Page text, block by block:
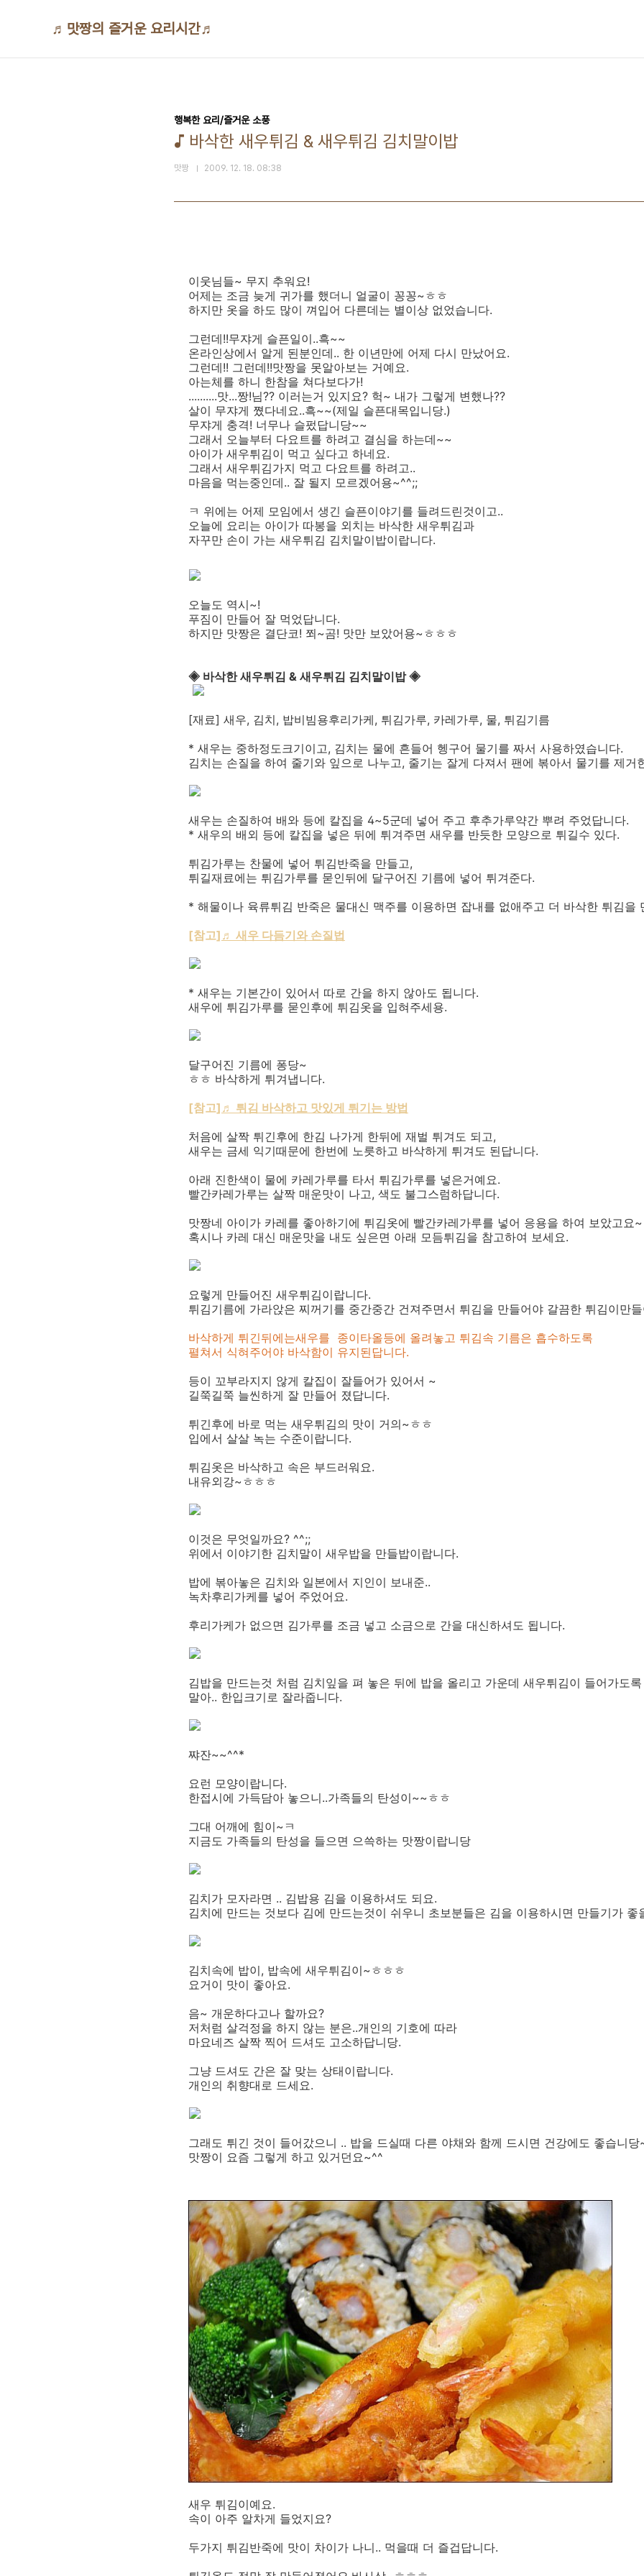
♬맛짱의 즐거운 요리시간♬
행복한 요리/즐거운 소풍
♪ 바삭한 새우튀김 & 새우튀김 김치말이밥
맛짱 2009. 12. 18. 08:38
이웃님들~ 무지 추워요!
어제는 조금 늦게 귀가를 했더니 얼굴이 꽁꽁~ㅎㅎ
하지만 옷을 하도 많이 껴입어 다른데는 별이상 없었습니다.
그런데!!무쟈게 슬픈일이..흑~~
온라인상에서 알게 된분인데.. 한 이년만에 어제 다시 만났어요.
그런데!! 그런데!!맛짱을 못알아보는 거예요.
아는체를 하니 한참을 쳐다보다가!
..........맛...짱!님?? 이러는거 있지요? 헉~ 내가 그렇게 변했나??
살이 무쟈게 쪘다네요..흑~~(제일 슬픈대목입니당.)
무쟈게 충격! 너무나 슬펐답니당~~
그래서 오늘부터 다요트를 하려고 결심을 하는데~~
아이가 새우튀김이 먹고 싶다고 하네요.
그래서 새우튀김가지 먹고 다요트를 하려고..
마음을 먹는중인데.. 잘 될지 모르겠어용~^^;;
ㅋ 위에는 어제 모임에서 생긴 슬픈이야기를 들려드린것이고..
오늘에 요리는 아이가 따봉을 외치는 바삭한 새우튀김과
자꾸만 손이 가는 새우튀김 김치말이밥이랍니다.
오늘도 역시~!
푸짐이 만들어 잘 먹었답니다.
하지만 맛짱은 결단코! 쬐~곰! 맛만 보았어용~ㅎㅎㅎ
◈ 바삭한 새우튀김 & 새우튀김 김치말이밥 ◈
[재료] 새우, 김치, 밥비빔용후리가케, 튀김가루, 카레가루, 물, 튀김기름
* 새우는 중하정도크기이고, 김치는 물에 흔들어 헹구어 물기를 짜서 사용하였습니다.
김치는 손질을 하여 줄기와 잎으로 나누고, 줄기는 잘게 다져서 팬에 볶아서 물기를 제거
새우는 손질하여 배와 등에 칼집을 4~5군데 넣어 주고 후추가루약간 뿌려 주었답니다.
* 새우의 배외 등에 칼집을 넣은 뒤에 튀겨주면 새우를 반듯한 모양으로 튀길수 있다.
튀김가루는 찬물에 넣어 튀김반죽을 만들고,
튀길재료에는 튀김가루를 묻인뒤에 달구어진 기름에 넣어 튀겨준다.
* 해물이나 육류튀김 반죽은 물대신 맥주를 이용하면 잡내를 없애주고 더 바삭한 튀김을
[참고] ♬ 새우 다듬기와 손질법
* 새우는 기본간이 있어서 따로 간을 하지 않아도 됩니다.
새우에 튀김가루를 묻인후에 튀김옷을 입혀주세용.
달구어진 기름에 퐁당~
ㅎㅎ 바삭하게 튀겨냅니다.
[참고] ♬ 튀김 바삭하고 맛있게 튀기는 방법
처음에 살짝 튀긴후에 한김 나가게 한뒤에 재벌 튀겨도 되고,
새우는 금세 익기때문에 한번에 노릇하고 바삭하게 튀겨도 된답니다.
아래 진한색이 물에 카레가루를 타서 튀김가루를 넣은거예요.
빨간카레가루는 살짝 매운맛이 나고, 색도 불그스럼하답니다.
맛짱네 아이가 카레를 좋아하기에 튀김옷에 빨간카레가루를 넣어 응용을 하여 보았고요~
혹시나 카레 대신 매운맛을 내도 싶은면 아래 모듬튀김을 참고하여 보세요.
요렇게 만들어진 새우튀김이랍니다.
튀김기름에 가라앉은 찌꺼기를 중간중간 건져주면서 튀김을 만들어야 갈끔한 튀김이만
바삭하게 튀긴뒤에는새우를 종이타올등에 올려놓고 튀김속 기름은 흡수하도록
펼쳐서 식혀주어야 바삭함이 유지된답니다.
등이 꼬부라지지 않게 칼집이 잘들어가 있어서 ~
길쭉길쭉 늘씬하게 잘 만들어 졌답니다.
튀긴후에 바로 먹는 새우튀김의 맛이 거의~ㅎㅎ
입에서 살살 녹는 수준이랍니다.
튀김옷은 바삭하고 속은 부드러워요.
내유외강~ㅎㅎㅎ
이것은 무엇일까요? ^^;;
위에서 이야기한 김치말이 새우밥을 만들밥이랍니다.
밥에 볶아놓은 김치와 일본에서 지인이 보내준..
녹차후리가케를 넣어 주었어요.
후리가케가 없으면 김가루를 조금 넣고 소금으로 간을 대신하셔도 됩니다.
김밥을 만드는것 처럼 김치잎을 펴 놓은 뒤에 밥을 올리고 가운데 새우튀김이 들어가도
말아.. 한입크기로 잘라줍니다.
쨔잔~~^^*
요런 모양이랍니다.
한접시에 가득담아 놓으니..가족들의 탄성이~~ㅎㅎ
그대 어깨에 힘이~ㅋ
지금도 가족들의 탄성을 들으면 으쓱하는 맛짱이랍니당
김치가 모자라면 .. 김밥용 김을 이용하셔도 되요.
김치에 만드는 것보다 김에 만드는것이 쉬우니 초보분들은 김을 이용하시면 만들기가 좋
김치속에 밥이, 밥속에 새우튀김이~ㅎㅎㅎ
요거이 맛이 좋아요.
음~ 개운하다고나 할까요?
저처럼 살걱정을 하지 않는 분은..개인의 기호에 따라
마요네즈 살짝 찍어 드셔도 고소하답니당.
그냥 드셔도 간은 잘 맞는 상태이랍니다.
개인의 취향대로 드세요.
그래도 튀긴 것이 들어갔으니 .. 밥을 드실때 다른 야채와 함께 드시면 건강에도 좋습니당
맛짱이 요즘 그렇게 하고 있거던요~^^
새우 튀김이예요.
속이 아주 알차게 들었지요?
두가지 튀김반죽에 맛이 차이가 나니.. 먹을때 더 즐겁답니다.